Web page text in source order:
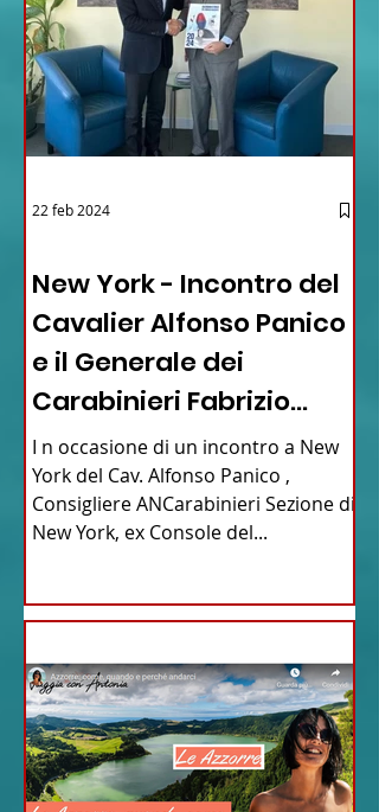
New York - Incontro del
Cavalier Alfonso Panico
e il Generale dei
Carabinieri Fabrizio
Parrulli
I n occasione di un incontro a New
York del Cav. Alfonso Panico ,
Consigliere ANCarabinieri Sezione di
New York, ex Console del...
22 feb 2024